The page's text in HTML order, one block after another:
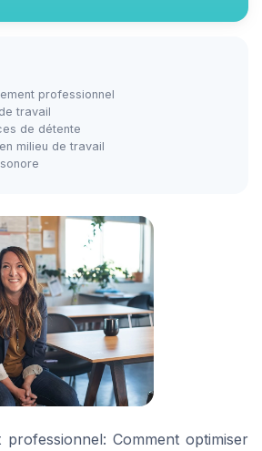
professionnel
travail
de détente
milieu de travail
professionnel: Comment optimiser